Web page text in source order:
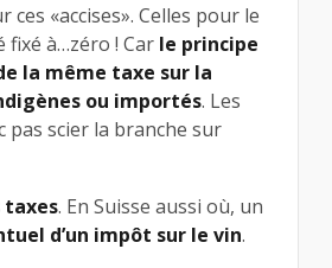
«accises». Celles pour le
fixé à…zéro ! Car le principe
la même taxe sur la
ou importés. Les
pas scier la branche sur
taxes. En Suisse aussi où, un
d’un impôt sur le vin.